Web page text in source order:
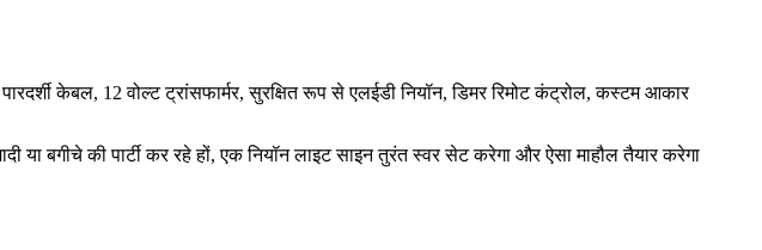
केबल, 12 वोल्ट ट्रांसफार्मर, सुरक्षित रूप से एलईडी नियॉन, डिमर रिमोट कंट्रोल, कस्टम आकार
या बगीचे की पार्टी कर रहे हों, एक नियॉन लाइट साइन तुरंत स्वर सेट करेगा और ऐसा माहौल तैयार करेगा